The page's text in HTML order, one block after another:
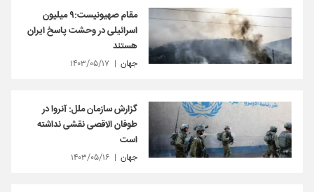
مقام صهیونیست:۹ میلیون
اسرائیلی در وحشت پاسخ ایران
هستند
جهان ۱۴۰۳/۰۵/۱۷
گزارش سازمان ملل: آنروا در
طوفان الاقصی نقشی نداشته
است
جهان ۱۴۰۳/۰۵/۱۶